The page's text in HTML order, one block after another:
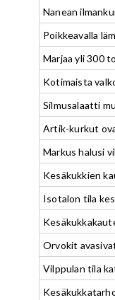
Nanean
Poikkeavalla
Marjaa yli 300
Kotimaista
Silmusalaatti
Artik-kurkut
Markus halusi
Kesäkukkien
Isotalon tila
Orvokit
Vilppulan tila